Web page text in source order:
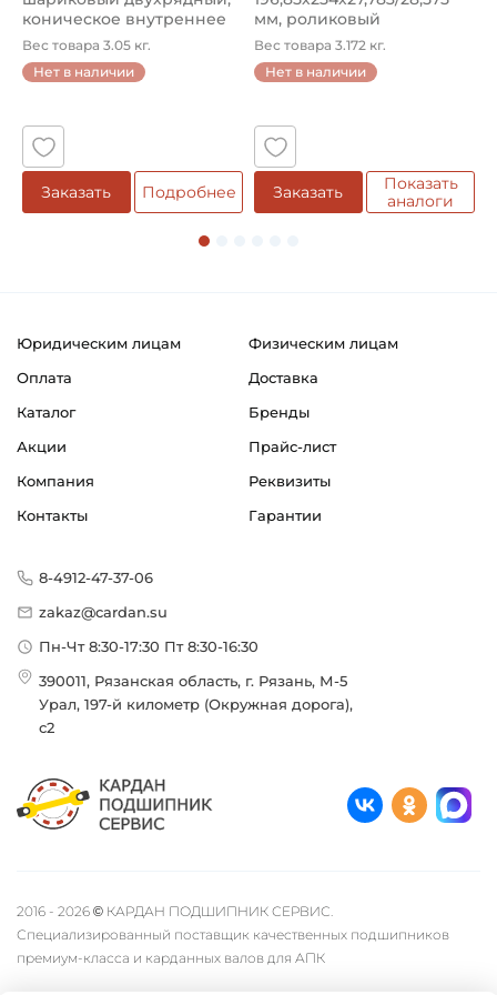
коническое внутреннее
кол...
Вес товара 3.05 кг.
Нет в наличии
Заказать Подробнее
мм, роликовый
однорядный конический
...
Вес товара 3.172 кг.
Нет в наличии
Заказать
Показать
аналоги
Юридическим лицам
Физическим лицам
Оплата
Доставка
Каталог
Бренды
Акции
Прайс-лист
Компания
Реквизиты
Контакты
Гарантии
8-4912-47-37-06
zakaz@cardan.su
Пн-Чт 8:30-17:30 Пт 8:30-16:30
390011, Рязанская область, г. Рязань, М-5
Урал, 197-й километр (Окружная дорога),
с2
2016 - 2026 © КАРДАН ПОДШИПНИК СЕРВИС.
Специализированный поставщик качественных подшипников
премиум-класса и карданных валов для АПК